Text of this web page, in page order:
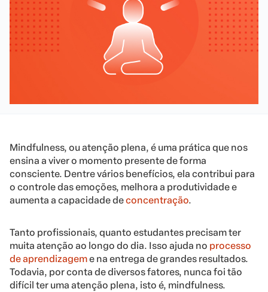
Mindfulness, ou atenção plena, é uma prática que nos
ensina a viver o momento presente de forma
consciente. Dentre vários benefícios, ela contribui para
o controle das emoções, melhora a produtividade e
aumenta a capacidade deconcentração.
Tanto profissionais, quanto estudantes precisam ter
muita atenção ao longo do dia. Isso ajuda no processo
de aprendizageme na entrega de grandes resultados.
Todavia, por conta de diversos fatores, nunca foi tão
difícil ter uma atenção plena, isto é, mindfulness.